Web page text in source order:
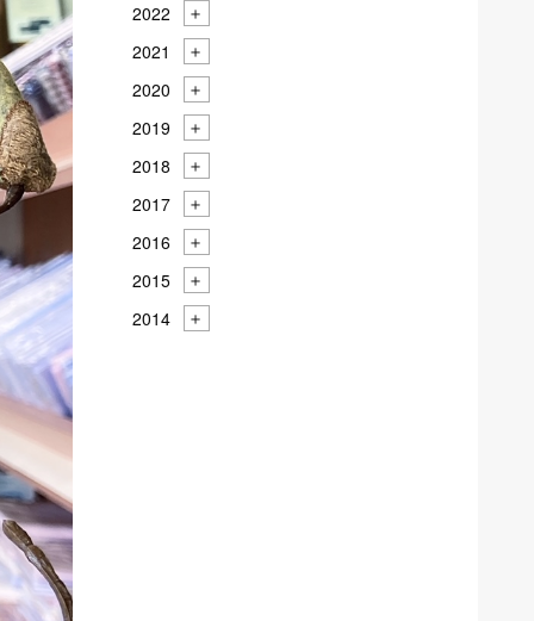
2022
2021
2020
2019
2018
2017
2016
2015
2014